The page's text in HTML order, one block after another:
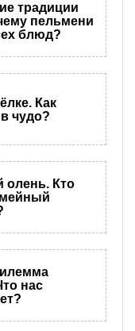
традиции
пельмени
блюд?
Как
чудо?
олень. Кто
нас